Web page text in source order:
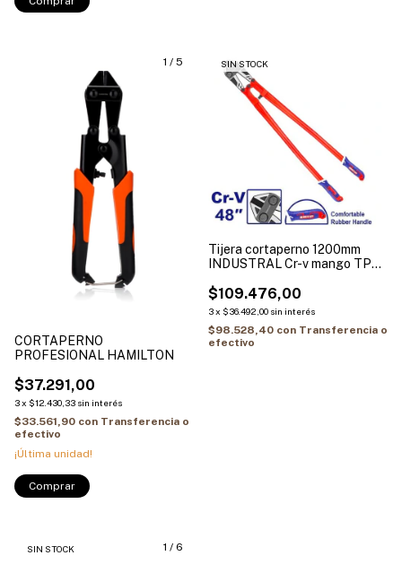
1 / 5
CORTAPERNO
PROFESIONAL HAMILTON
$37.291,00
3x $12.430,33 sin interés
$33.561,90 con Transferencia o
efectivo
¡Última unidad!
Comprar
SIN STOCK
Tijera cortaperno 1200mm
INDUSTRAL Cr-v mango TPR
$109.476,00
3x $36.492,00 sin interés
$98.528,40 con Transferencia o
efectivo
1 / 6
SIN STOCK